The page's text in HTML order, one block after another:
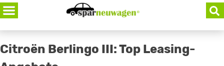
Skip
to
content
Citroën Berlingo III: Top Leasing-